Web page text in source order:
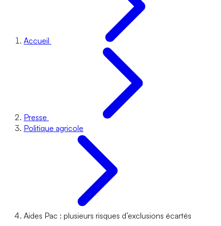
Accueil
Presse
Politique agricole
Aides Pac : plusieurs risques d’exclusions écartés